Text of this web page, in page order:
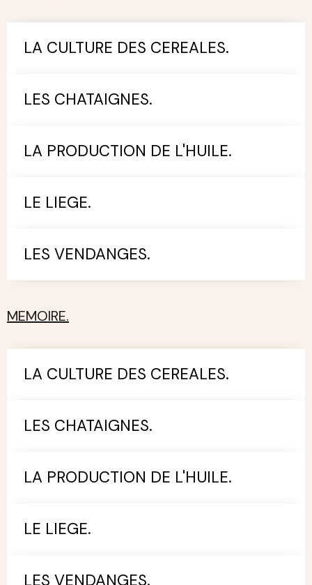
LA CULTURE DES CEREALES.
LES CHATAIGNES.
LA PRODUCTION DE L'HUILE.
LE LIEGE.
LES VENDANGES.
MEMOIRE.
LA CULTURE DES CEREALES.
LES CHATAIGNES.
LA PRODUCTION DE L'HUILE.
LE LIEGE.
LES VENDANGES.